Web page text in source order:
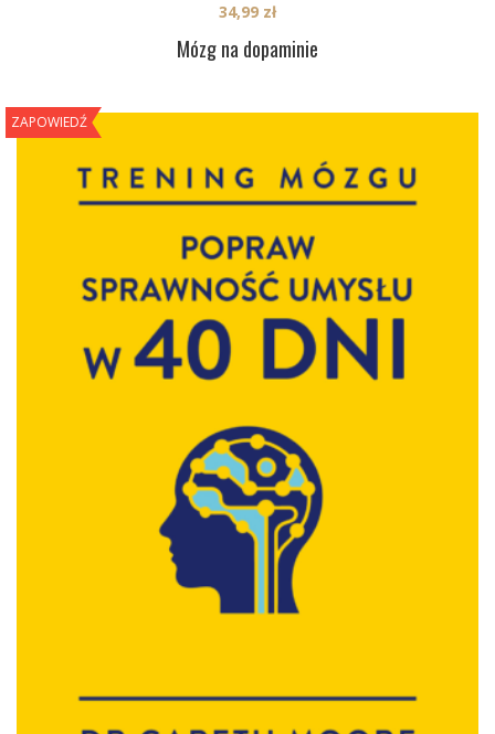
Mózg na dopaminie
34,99 zł
ZAPOWIEDŹ